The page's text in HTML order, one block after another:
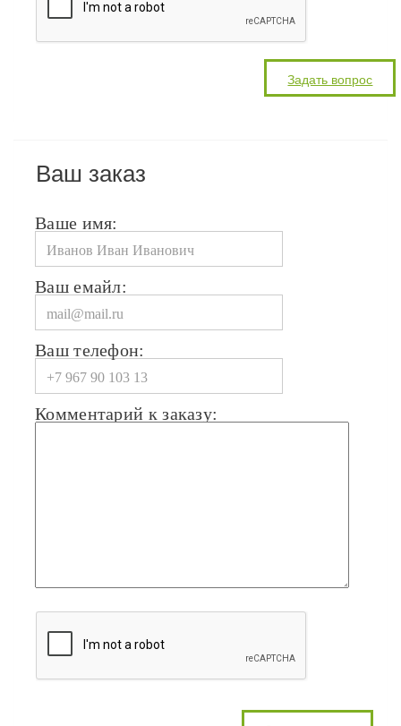
Ваш заказ
Ваше имя:
Ваш емайл:
Ваш телефон:
Комментарий к заказу: